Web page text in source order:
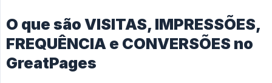
O que são VISITAS, IMPRESSÕES,
FREQUÊNCIA e CONVERSÕES no
GreatPages